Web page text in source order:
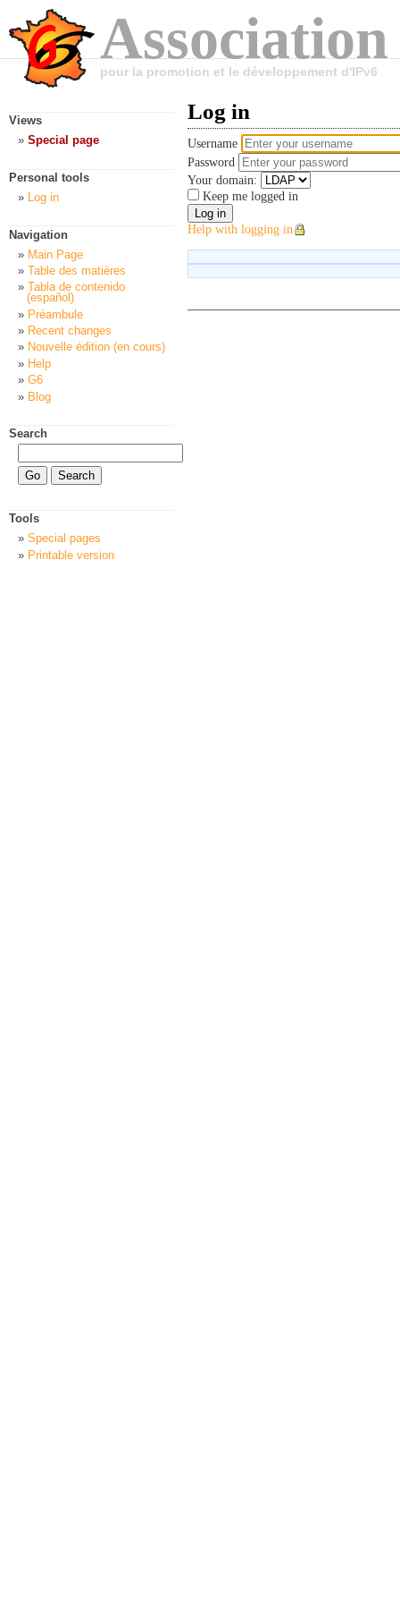
pour la promotion et le développement d'IPv6
Log in
Username
Password
Your domain:
Keep me logged in
Help with logging in
Views
Special page
Personal tools
Log in
Navigation
Main Page
Table des matières
Tabla de contenido
(español)
Préambule
Recent changes
Nouvelle édition (en cours)
Help
G6
Blog
Search
Tools
Special pages
Printable version